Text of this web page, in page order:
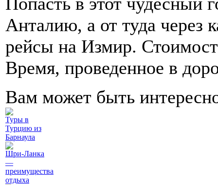
Анталию, а от туда через
рейсы на Измир.
Время, проведенное в
Вам может быть
Туры в
Турцию из
Барнаула
Шри-Ланка
—
преимущества
отдыха